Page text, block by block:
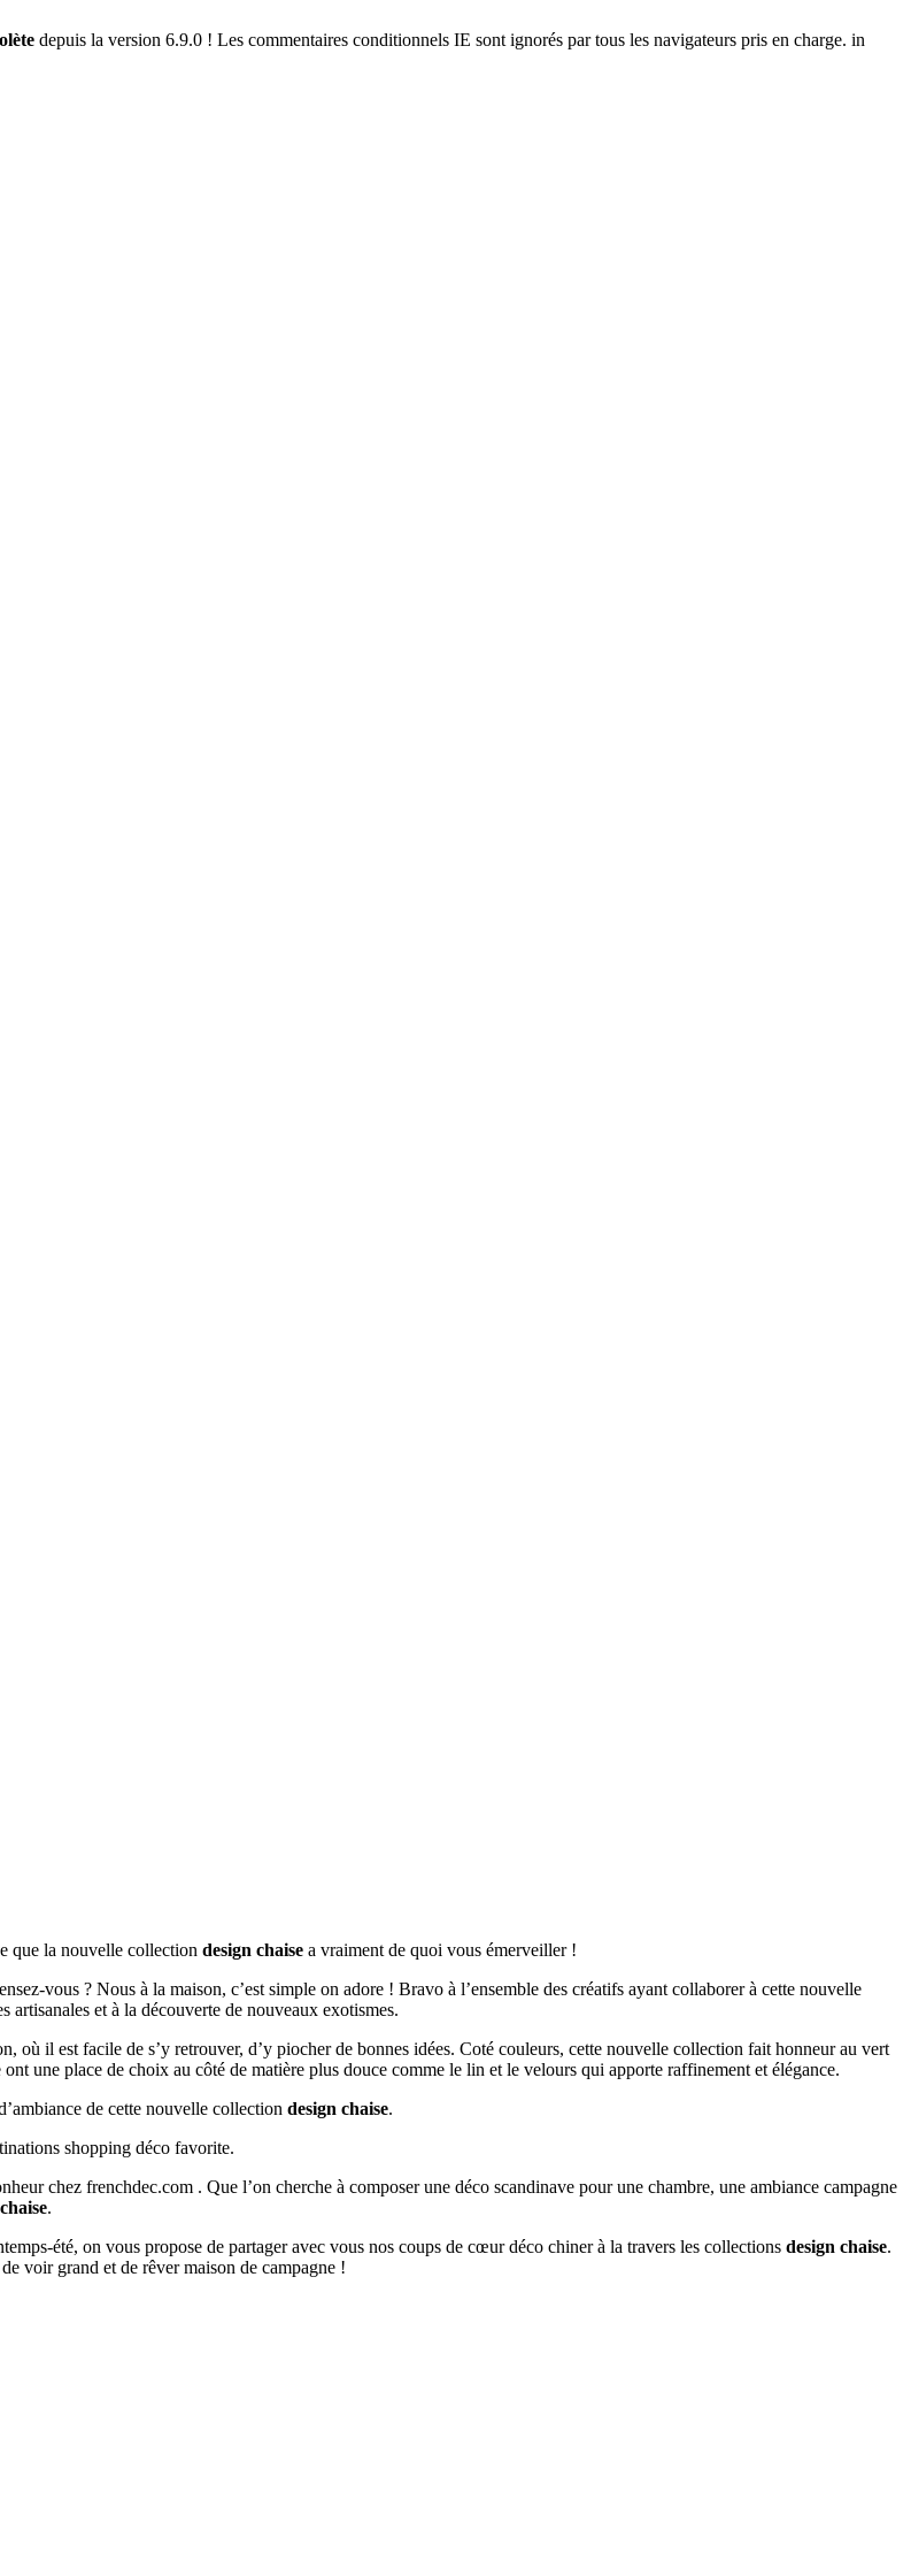
depuis la version 6.9.0 ! Les commentaires conditionnels IE sont ignorés par tous les navigateurs pris en charge. in
que la nouvelle collection design chaise a vraiment de quoi vous émerveiller !
vous ? Nous à la maison, c’est simple on adore ! Bravo à l’ensemble des créatifs ayant collaborer à cette nouvelle
et à la découverte de nouveaux exotismes.
où il est facile de s’y retrouver, d’y piocher de bonnes idées. Coté couleurs, cette nouvelle collection fait honneur au vert
une place de choix au côté de matière plus douce comme le lin et le velours qui apporte raffinement et élégance.
de cette nouvelle collection design chaise.
shopping déco favorite.
chez frenchdec.com . Que l’on cherche à composer une déco scandinave pour une chambre, une ambiance campagne
.
été, on vous propose de partager avec vous nos coups de cœur déco chiner à la travers les collections design chaise.
voir grand et de rêver maison de campagne !